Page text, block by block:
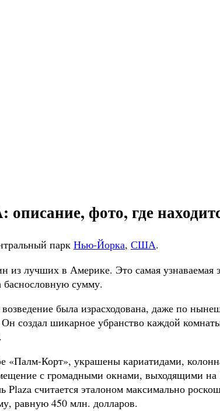
фото, где
парк Нью-Йорка, США.
из лучших в Америке. Это самая
баснословную сумму.
была израсходована, даже по
создал шикарное убранство каждой
«Палм-Корт», украшены кариатидами,
с громадными окнами, выходящими
считается эталоном максимально
равную 450 млн. долларов.